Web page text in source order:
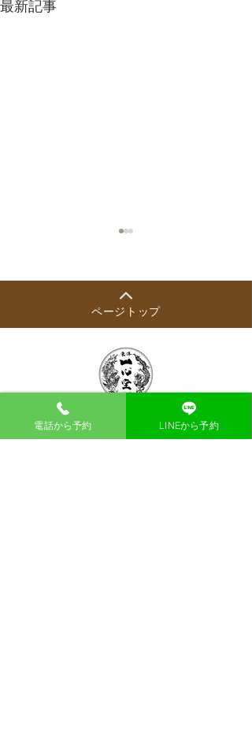
最新記事
【8月開始】木曜日の漢方
相談員について
ページトップ
漢方薬局 東洋一心堂
電話から予約 LINEから予約